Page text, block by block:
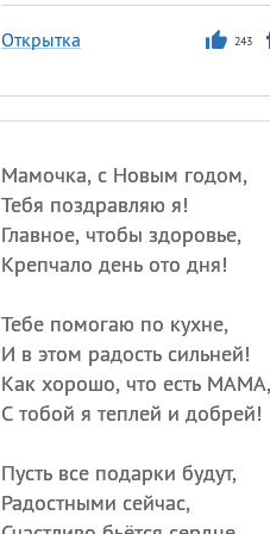
Открытка 243
Мамочка, с Новым годом,
Тебя поздравляю я!
Главное, чтобы здоровье,
Крепчало день ото дня!
Тебе помогаю по кухне,
И в этом радость сильней!
Как хорошо, что есть МАМА,
С тобой я теплей и добрей!
Пусть все подарки будут,
Радостными сейчас,